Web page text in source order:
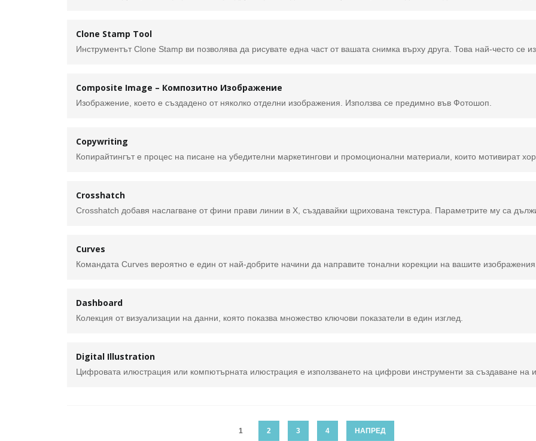
Clone Stamp Tool
Composite Image – Композитно Изображение
Изображение, което е създадено от няколко отделни изображения. Използва се предимно във Фотошоп.
Copywriting
Crosshatch
Curves
Dashboard
Колекция от визуализации на данни, която показва множество ключови показатели в един изглед.
Digital Illustration
1 2 3 4 НАПРЕД